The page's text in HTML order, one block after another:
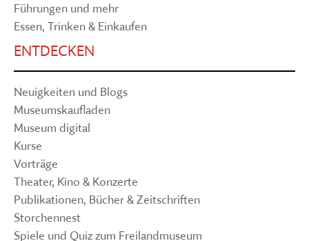
Führungen und mehr
Essen, Trinken & Einkaufen
ENTDECKEN
Neuigkeiten und Blogs
Museumskaufladen
Museum digital
Kurse
Vorträge
Theater, Kino & Konzerte
Publikationen, Bücher & Zeitschriften
Storchennest
Spiele und Quiz zum Freilandmuseum